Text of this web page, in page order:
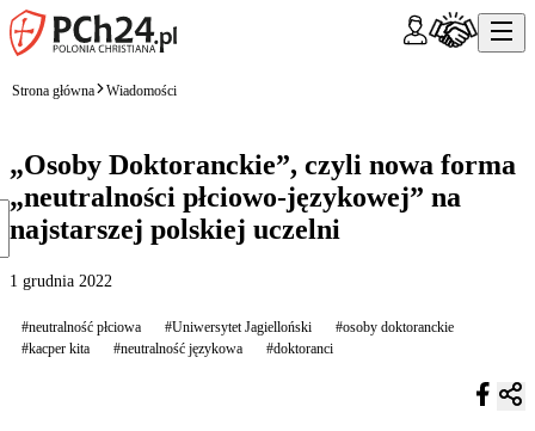
Strona główna Wiadomości
„Osoby Doktoranckie”, czyli nowa forma
„neutralności płciowo-językowej” na
najstarszej polskiej uczelni
1 grudnia 2022
#neutralność płciowa #Uniwersytet Jagielloński
#osoby doktoranckie
#kacper kita
#neutralność językowa #doktoranci